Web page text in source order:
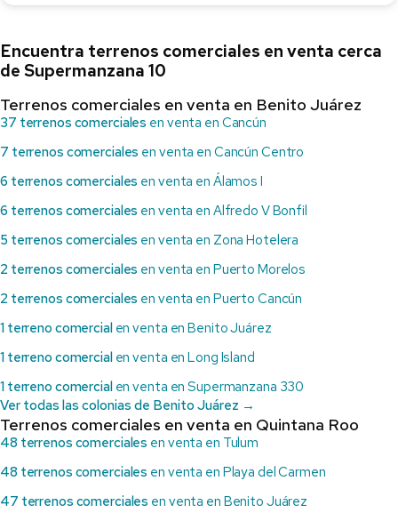
Encuentra terrenos comerciales en venta cerca
de Supermanzana 10
Terrenos comerciales en venta en Benito Juárez
37 terrenos comerciales en venta en Cancún
7 terrenos comerciales en venta en Cancún Centro
6 terrenos comerciales en venta en Álamos I
6 terrenos comerciales en venta en Alfredo V Bonfil
5 terrenos comerciales en venta en Zona Hotelera
2 terrenos comerciales en venta en Puerto Morelos
2 terrenos comerciales en venta en Puerto Cancún
1 terreno comercialen venta en Benito Juárez
1 terreno comercialen venta en Long Island
1 terreno comercialen venta en Supermanzana 330
Ver todas las colonias de Benito Juárez →
Terrenos comerciales en venta en Quintana Roo
48 terrenos comerciales en venta en Tulum
48 terrenos comerciales en venta en Playa del Carmen
47 terrenos comerciales en venta en Benito Juárez